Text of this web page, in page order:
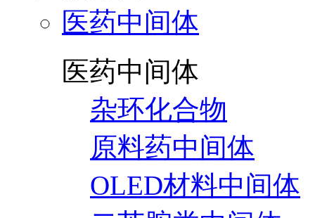
医药中间体
医药中间体
杂环化合物
原料药中间体
OLED材料中间体